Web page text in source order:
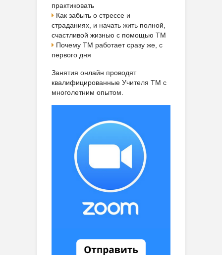
практиковать
Как забыть о стрессе и
страданиях, и начать жить полной,
счастливой жизнью с помощью ТМ
Почему ТМ работает сразу же, с
первого дня
Занятия онлайн проводят
квалифицированные Учителя ТМ с
многолетним опытом.